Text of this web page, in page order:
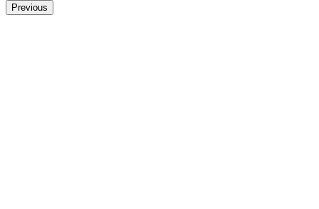
Previous